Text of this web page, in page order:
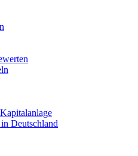
Deutschland